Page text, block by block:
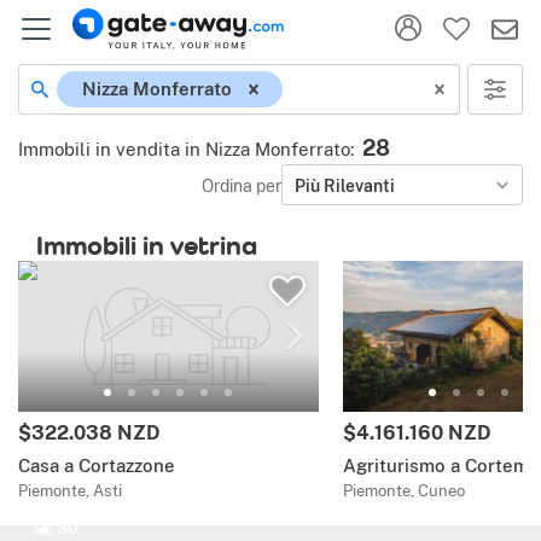
Nizza Monferrato
Immobili in vendita in Nizza Monferrato: 28
Ordina per Più Rilevanti
Immobili in vetrina
$322.038 NZD
Casa a Cortazzone
Piemonte, Asti
$4.161.160 NZD
Agriturismo a
Piemonte, Cuneo